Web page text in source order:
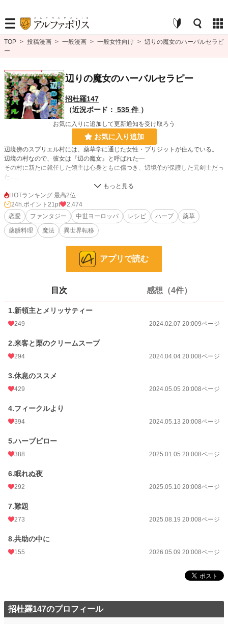
TOP > 投稿漫画 > 一般漫画 > 一般女性向け > 辺りの魔女のハーバルセラピ
ー
一般女性向け 連載中 辺りの魔女のハーバルセラピー
招杜羅147
（近況ボード： 535 件 ）
お気に入りに追加して更新通知を受け取ろう
お気に入り追加
辺境傍のスプリエル村には、薬草学に通じた女性・ブリジットが住んでいる。
辺境の村なので、彼女は『辺の魔女』と呼ばれた―
その村に新たに就任した領主は心身ともに傷つき、辺境伯が保護した元剣士だっ
た…。
魔女の薬膳料理が一助となるべく彼の傷に再生に寄り添う物語。
ドイツの薬草学者にして修道院長・聖女ヒルデガルドが遺したハーブ料理レシピ
付き
（従って薬効の解釈が古いものもあります）
不定期連載
113 位 / 8,558 件
52 位 / 2,539 件
ページ数
初回公開日時
月間ポイント
年間ポイント 13,363 pt (113 位)
累計ポイント
HOTランキング 最高2位
24h.ポイント 21pt
2,474
恋愛
ファンタジー 中世ヨーロッパ レシピ ハーブ
薬草
薬膳料理
魔法 異世界転移
アプリで読む
目次 感想（4件）
1.新領主とメリッサティー
249 2024.02.07 20:009ページ
2.来客と栗のクリームスープ
294 2024.04.04 20:008ページ
3.休息のススメ
429 2024.05.05 20:008ページ
4.フィークルより
394 2024.05.13 20:008ページ
5.ハーブピロー
388 2025.01.05 20:008ページ
6.眠れぬ夜
292 2025.05.10 20:008ページ
7.難題
273 2025.08.19 20:008ページ
8.共助の中に
155 2026.05.09 20:008ページ
招杜羅147のプロフィール